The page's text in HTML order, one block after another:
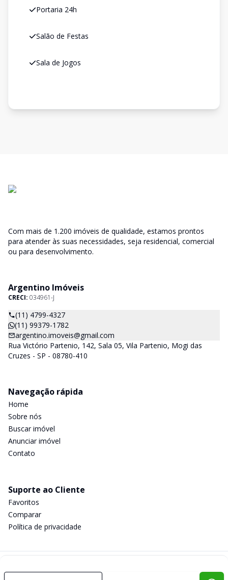
Portaria 24h
Salão de Festas
Sala de Jogos
Com mais de 1.200 imóveis de qualidade, estamos prontos
para atender às suas necessidades, seja residencial, comercial
ou para desenvolvimento.
Argentino Imóveis
CRECI: 034961-J
(11) 4799-4327
(11) 99379-1782
argentino.imoveis@gmail.com
Rua Victório Partenio, 142, Sala 05, Vila Partenio, Mogi das
Cruzes - SP - 08780-410
Navegação rápida
Home
Sobre nós
Buscar imóvel
Anunciar imóvel
Contato
Suporte ao Cliente
Favoritos
Comparar
Política de privacidade
Selo de Tecnologia Loft